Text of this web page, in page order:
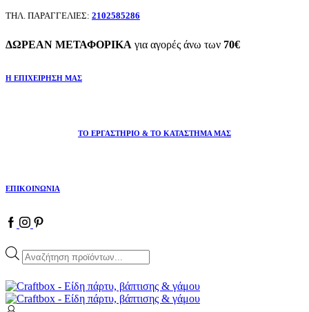
ΤΗΛ. ΠΑΡΑΓΓΕΛΙΕΣ: 2102585286
ΔΩΡΕΑΝ ΜΕΤΑΦΟΡΙΚΑ για αγορές άνω των 70€
Η ΕΠΙΧΕΙΡΗΣΗ ΜΑΣ
ΤΟ ΕΡΓΑΣΤΗΡΙΟ & ΤΟ ΚΑΤΑΣΤΗΜΑ ΜΑΣ
ΕΠΙΚΟΙΝΩΝΙΑ
Products
search